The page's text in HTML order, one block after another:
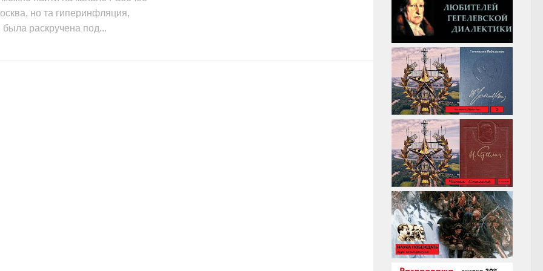
но та гиперинфляция,
была раскручена под...